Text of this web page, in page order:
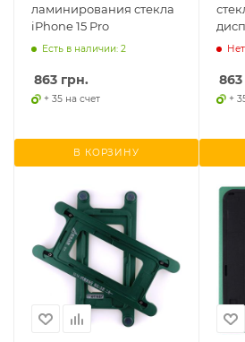
ламинирования стекла
iPhone 15 Pro
Есть в наличии: 2
863 грн.
+ 35 на счет
В КОРЗИНУ
Max
863
+